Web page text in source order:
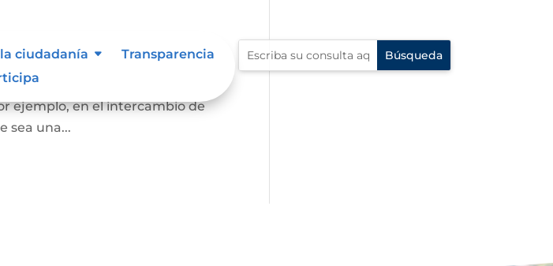
ciudadanía
Transparencia
de una vivienda, lote
ejemplo, en el intercambio de
sea una...